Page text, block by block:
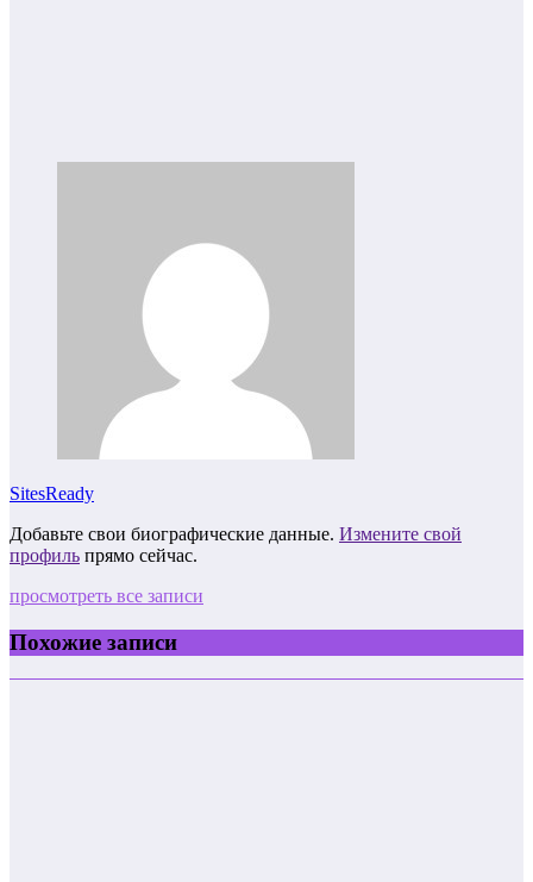
SitesReady
Добавьте свои биографические данные. Измените свой
профиль прямо сейчас.
просмотреть все записи
Похожие записи